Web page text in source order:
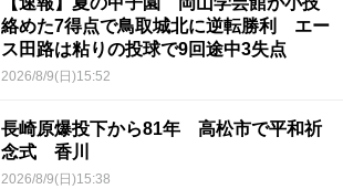
絡めた7得点で鳥取城北に逆転勝利 エー
ス田路は粘りの投球で9回途中3失点
2026/8/9(日)15:52
長崎原爆投下から81年 高松市で平和祈
念式 香川
2026/8/9(日)15:38